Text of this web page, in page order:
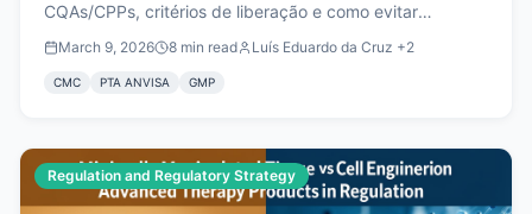
CQAs/CPPs, critérios de liberação e como evitar
March 9, 2026 8 min read Luís Eduardo da Cruz +2
CMC PTA ANVISA GMP
Regulation and Regulatory Strategy